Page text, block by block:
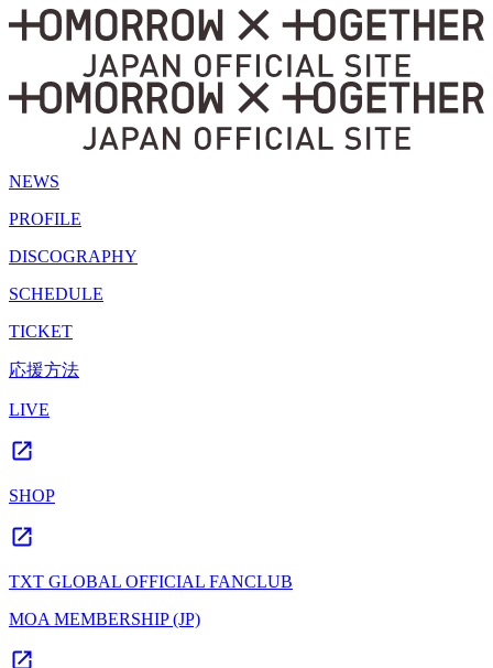
NEWS
PROFILE
DISCOGRAPHY
SCHEDULE
TICKET
応援方法
LIVE
SHOP
TXT GLOBAL OFFICIAL FANCLUB
MOA MEMBERSHIP (JP)